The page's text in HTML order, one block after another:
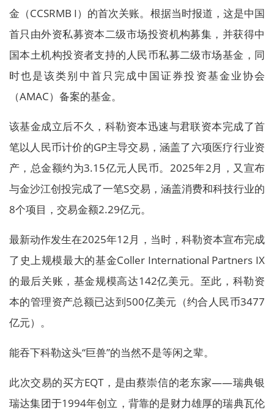
金（CCSRMB I）的首次关账。根据当时报道，这是中国
首只由外资私募资本二级市场投资机构募集，并获得中
国本土机构投资者支持的人民币私募二级市场基金，同
时也是该类别中首只完成中国证券投资基金业协会
（AMAC）备案的基金。
该基金成立后不久，科勒资本迅速与君联资本完成了首
笔以人民币计价的GP主导交易，涵盖了六项医疗行业资
产，总金额约为3.15亿元人民币。2025年2月，又宣布
与金沙江创投完成了一笔S交易，涵盖消费和科技行业的
8个项目，交易金额2.29亿元。
最新动作发生在2025年12月，当时，科勒资本宣布完成
了史上规模最大的基金Coller International Partners IX
的最后关账，基金规模高达142亿美元。至此，科勒资
本的管理资产总额已达到500亿美元（约合人民币3477
亿元）。
能吞下科勒这头“巨兽”的当然不是等闲之辈。
此次交易的买方EQT，是由蔡崇信的老东家——瑞典银
瑞达集团于1994年创立，背靠的是财力雄厚的瑞典瓦伦